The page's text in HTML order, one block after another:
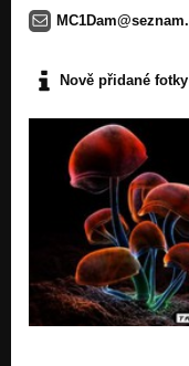
Nově přidané fotky